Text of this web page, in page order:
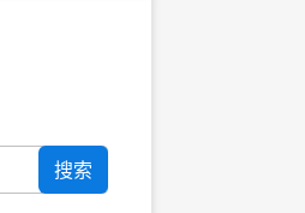
搜索